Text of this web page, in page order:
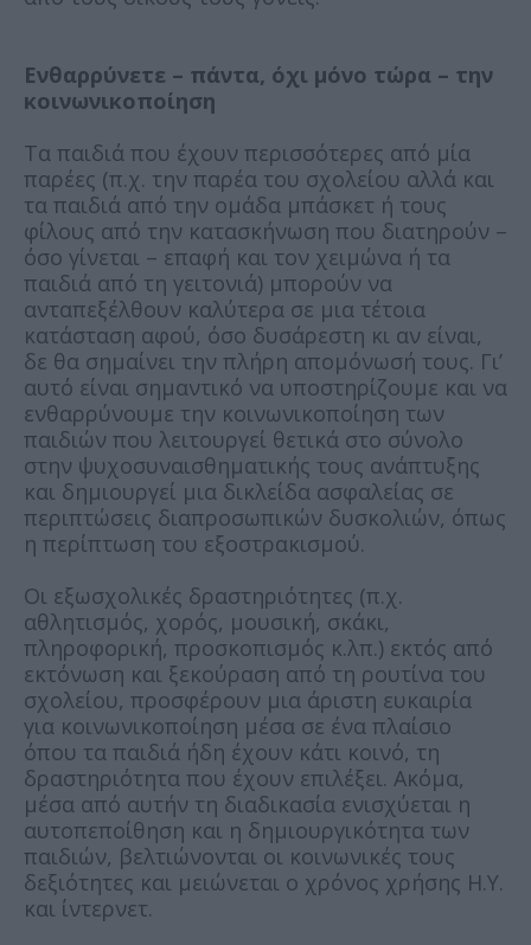
Ενθαρρύνετε – πάντα, όχι μόνο τώρα – την
κοινωνικοποίηση
Τα παιδιά που έχουν περισσότερες από μία
παρέες (π.χ. την παρέα του σχολείου αλλά και
τα παιδιά από την ομάδα μπάσκετ ή τους
φίλους από την κατασκήνωση που διατηρούν –
όσο γίνεται – επαφή και τον χειμώνα ή τα
παιδιά από τη γειτονιά) μπορούν να
ανταπεξέλθουν καλύτερα σε μια τέτοια
κατάσταση αφού, όσο δυσάρεστη κι αν είναι,
δε θα σημαίνει την πλήρη απομόνωσή τους. Γι’
αυτό είναι σημαντικό να υποστηρίζουμε και να
ενθαρρύνουμε την κοινωνικοποίηση των
παιδιών που λειτουργεί θετικά στο σύνολο
στην ψυχοσυναισθηματικής τους ανάπτυξης
και δημιουργεί μια δικλείδα ασφαλείας σε
περιπτώσεις διαπροσωπικών δυσκολιών, όπως
η περίπτωση του εξοστρακισμού.
Οι εξωσχολικές δραστηριότητες (π.χ.
αθλητισμός, χορός, μουσική, σκάκι,
πληροφορική, προσκοπισμός κ.λπ.) εκτός από
εκτόνωση και ξεκούραση από τη ρουτίνα του
σχολείου, προσφέρουν μια άριστη ευκαιρία
για κοινωνικοποίηση μέσα σε ένα πλαίσιο
όπου τα παιδιά ήδη έχουν κάτι κοινό, τη
δραστηριότητα που έχουν επιλέξει. Ακόμα,
μέσα από αυτήν τη διαδικασία ενισχύεται η
αυτοπεποίθηση και η δημιουργικότητα των
παιδιών, βελτιώνονται οι κοινωνικές τους
δεξιότητες και μειώνεται ο χρόνος χρήσης Η.Υ.
και ίντερνετ.